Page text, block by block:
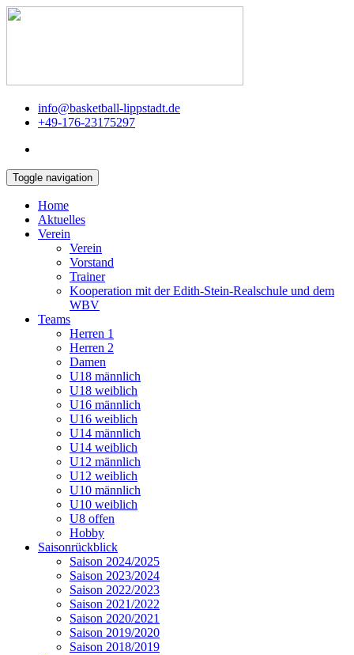
info@basketball-lippstadt.de
+49-176-23175297
Toggle navigation
Home
Aktuelles
Verein
Verein
Vorstand
Trainer
Kooperation mit der Edith-Stein-Realschule und dem
WBV
Teams
Herren 1
Herren 2
Damen
U18 männlich
U18 weiblich
U16 männlich
U16 weiblich
U14 männlich
U14 weiblich
U12 männlich
U12 weiblich
U10 männlich
U10 weiblich
U8 offen
Hobby
Saisonrückblick
Saison 2024/2025
Saison 2023/2024
Saison 2022/2023
Saison 2021/2022
Saison 2020/2021
Saison 2019/2020
Saison 2018/2019